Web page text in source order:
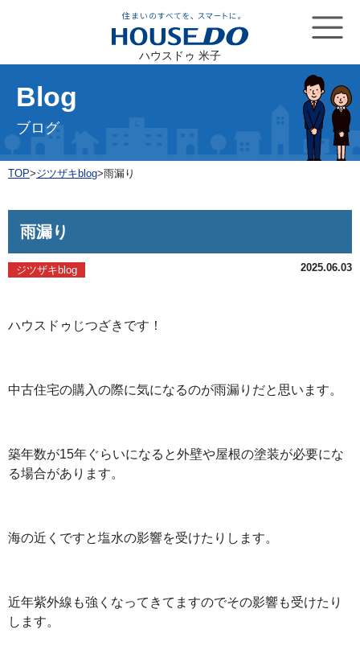
ハウスドゥ 米子
Blog
ブログ
TOP>ジツザキblog>雨漏り
雨漏り
ジツザキblog 2025.06.03
ハウスドゥじつざきです！
中古住宅の購入の際に気になるのが雨漏りだと思います。
築年数が15年ぐらいになると外壁や屋根の塗装が必要にな
る場合があります。
海の近くですと塩水の影響を受けたりします。
近年紫外線も強くなってきてますのでその影響も受けたり
します。